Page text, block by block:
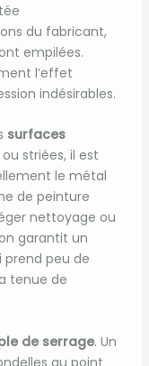
du fabricant,
empilées.
l’effet
indésirables.
surfaces
striées, il est
le métal
de peinture
nettoyage ou
garantit un
prend peu de
tenue de
de serrage. Un
au point